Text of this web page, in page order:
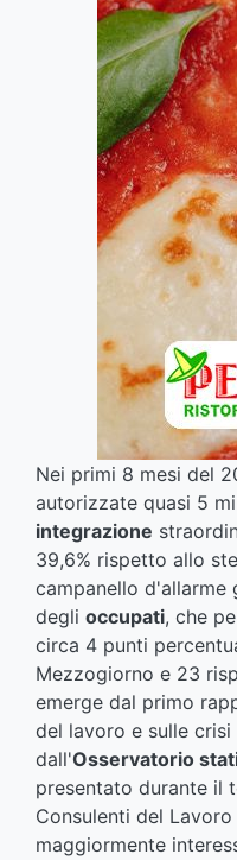
Nei primi 8 mesi del
autorizzate quasi 5
integrazione
39,6% rispetto allo
campanello d'allarme
degli occupati, che
circa 4 punti
Mezzogiorno e 23
emerge dal primo
del lavoro e sulle
dall'Osservatorio
presentato durante il
Consulenti del
maggiormente